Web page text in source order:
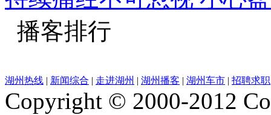
播客排行
湖州热线 | 新闻综合 | 走进湖州 | 湖州播客 | 湖州车市 | 招聘求职
Copyright © 2000-2012